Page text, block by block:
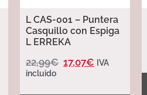
L CAS-001 – Puntera
Casquillo con Espiga
L ERREKA
22,99€ 17,07€ IVA
incluido